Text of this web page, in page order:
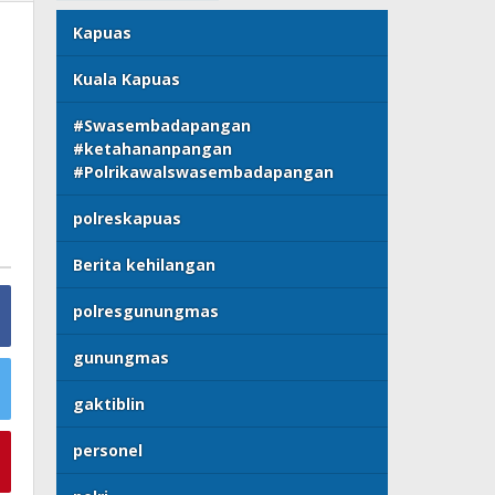
Kapuas
Kuala Kapuas
#Swasembadapangan
#ketahananpangan
#Polrikawalswasembadapangan
polreskapuas
Berita kehilangan
polresgunungmas
gunungmas
gaktiblin
personel